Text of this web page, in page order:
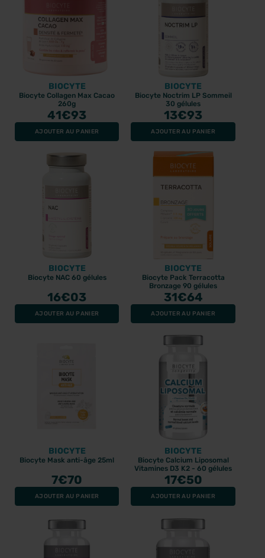
BIOCYTE
Biocyte Collagen Max Cacao
260g
41€93
AJOUTER AU PANIER
BIOCYTE
Biocyte Noctrim LP Sommeil
30 gélules
13€93
AJOUTER AU PANIER
BIOCYTE
Biocyte NAC 60 gélules
16€03
AJOUTER AU PANIER
BIOCYTE
Biocyte Pack Terracotta
Bronzage 90 gélules
31€64
AJOUTER AU PANIER
BIOCYTE
Biocyte Mask anti-âge 25ml
7€70
AJOUTER AU PANIER
BIOCYTE
Biocyte Calcium Liposomal
Vitamines D3 K2 - 60 gélules
17€50
AJOUTER AU PANIER